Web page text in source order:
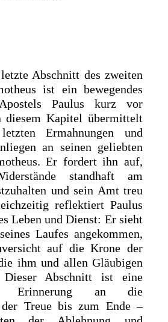
Abschnitt des zweiten
ist ein bewegendes
Paulus kurz vor
diesem Kapitel übermittelt
Ermahnungen und
an seinen geliebten
Er fordert ihn auf,
standhaft am
und sein Amt treu
reflektiert Paulus
Leben und Dienst: Er sieht
Laufes angekommen,
auf die Krone der
ihm und allen Gläubigen
Abschnitt ist eine
Erinnerung an die
Treue bis zum Ende –